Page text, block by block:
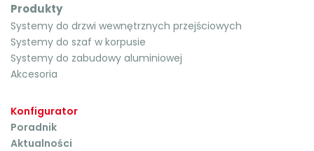
Produkty
Systemy do drzwi wewnętrznych przejściowych
Systemy do szaf w korpusie
Systemy do zabudowy aluminiowej
Akcesoria
Konfigurator
Poradnik
Aktualności